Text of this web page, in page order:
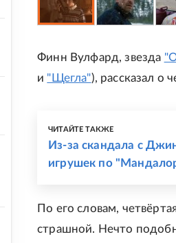
Финн Вулфард, звезда
и "Щегла"), рассказал о
ЧИТАЙТЕ ТАКЖЕ
Из-за скандала с
игрушек по
По его словам,
страшной. Нечто